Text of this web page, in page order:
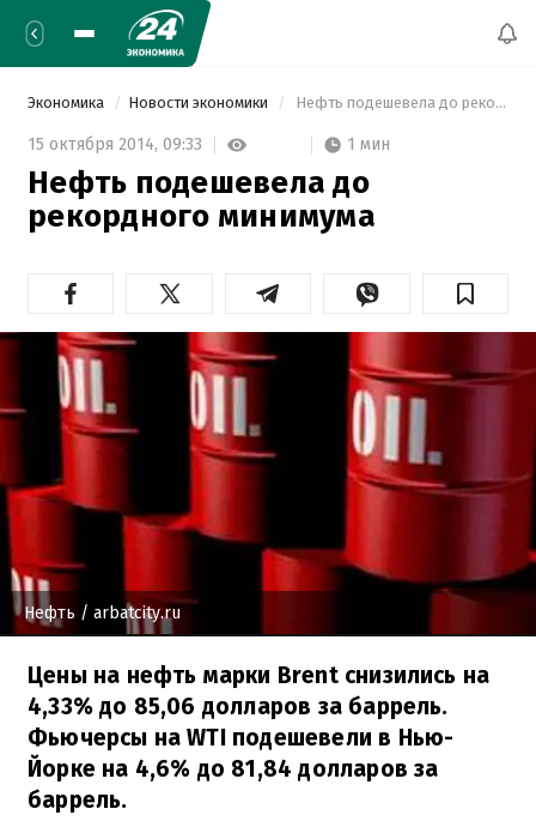
Экономика Новости экономики Нефть подешевела до рекордного минимума
15 октября 2014, 09:33 1 мин
Нефть подешевела до
рекордного минимума
Нефть / arbatcity.ru
Цены на нефть марки Brent снизились на
4,33% до 85,06 долларов за баррель.
Фьючерсы на WTI подешевели в Нью-
Йорке на 4,6% до 81,84 долларов за
баррель.